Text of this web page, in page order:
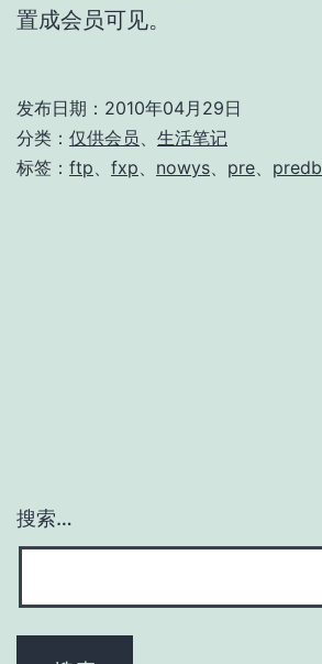
置成会员可见。
发布日期： 2010年04月29日
分类： 仅供会员
生活笔记
标签： ftp fxp nowys pre predb
搜索…